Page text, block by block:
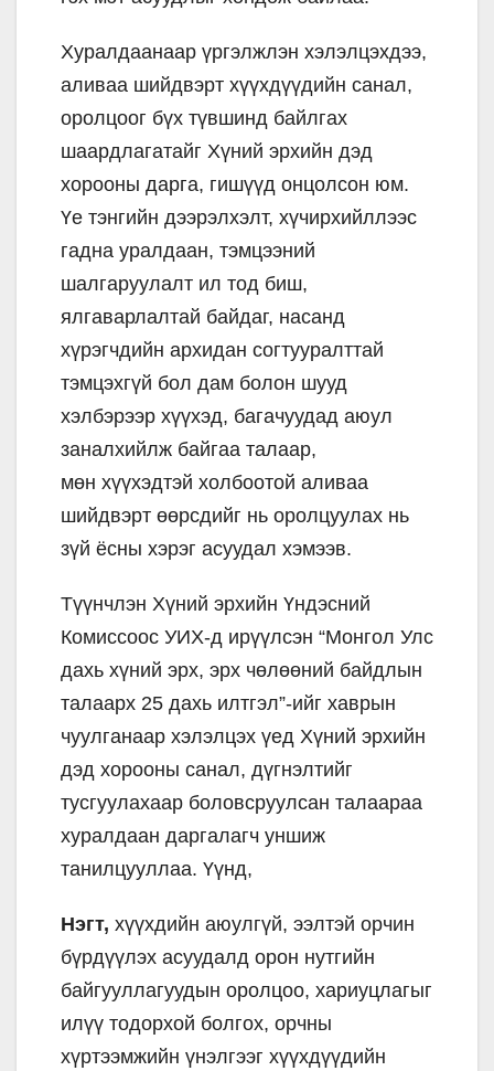
Хуралдаанаар үргэлжлэн хэлэлцэхдээ,
аливаа шийдвэрт хүүхдүүдийн санал,
оролцоог бүх түвшинд байлгах
шаардлагатайг Хүний эрхийн дэд
хорооны дарга, гишүүд онцолсон юм.
Үе тэнгийн дээрэлхэлт, хүчирхийллээс
гадна уралдаан, тэмцээний
шалгаруулалт ил тод биш,
ялгаварлалтай байдаг, насанд
хүрэгчдийн архидан согтууралттай
тэмцэхгүй бол дам болон шууд
хэлбэрээр хүүхэд, багачуудад аюул
заналхийлж байгаа талаар,
мөн хүүхэдтэй холбоотой аливаа
шийдвэрт өөрсдийг нь оролцуулах нь
зүй ёсны хэрэг асуудал хэмээв.
Түүнчлэн Хүний эрхийн Үндэсний
Комиссоос УИХ-д ирүүлсэн “Монгол Улс
дахь хүний эрх, эрх чөлөөний байдлын
талаарх 25 дахь илтгэл”-ийг хаврын
чуулганаар хэлэлцэх үед Хүний эрхийн
дэд хорооны санал, дүгнэлтийг
тусгуулахаар боловсруулсан талаараа
хуралдаан даргалагч уншиж
танилцууллаа. Үүнд,
Нэгт, хүүхдийн аюулгүй, ээлтэй орчин
бүрдүүлэх асуудалд орон нутгийн
байгууллагуудын оролцоо, хариуцлагыг
илүү тодорхой болгох, орчны
хүртээмжийн үнэлгээг хүүхдүүдийн